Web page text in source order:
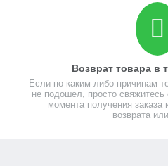
Возврат товара в
Если по каким-либо причинам
не подошел, просто
момента получения
возврата